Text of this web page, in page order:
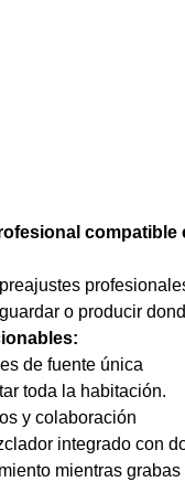
compatible
o producir
de fuente única
toda la habitación.
y colaboración
integrado con
mientras